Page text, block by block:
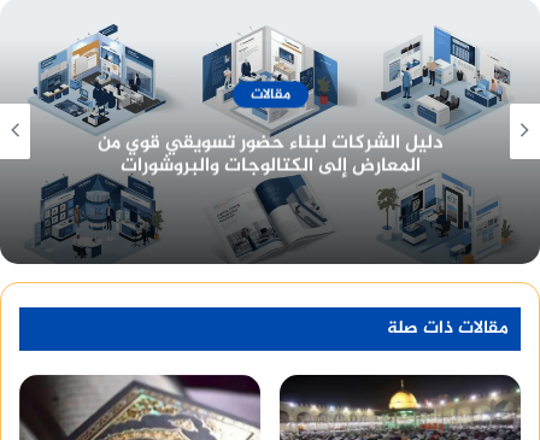
1- ادهن صينية مستطيلة (18 سم × 28 سم) بالزبدة
الذائبة.
2- افرم البسكويت حتى يصبح ناعما، ثم اضف الزبدة؛
حتى يختلط المزيج ببعضه.
3- افرد البسكويت في الصينية، مع الضغط حتى يصبح
السطح متساوٍ، ثم ضعها في الثلاجة حتى إعداد باقي
الخطوات.
4- لعمل الحشوة، ضع الجيلي الأزرق في وعاء صغير
عازل للحرارة، ثم اضف الماء المغلي عليه، وقلبه جيدا
حتى تذوب البودرة تماما، واتركه في درجة حرارة الغرفة
أسعار وخدمات
معرفة أسعار تصميم هوية تجارية وبناء بيئة عمل
احترافية للشركات
مقالات ذات صلة